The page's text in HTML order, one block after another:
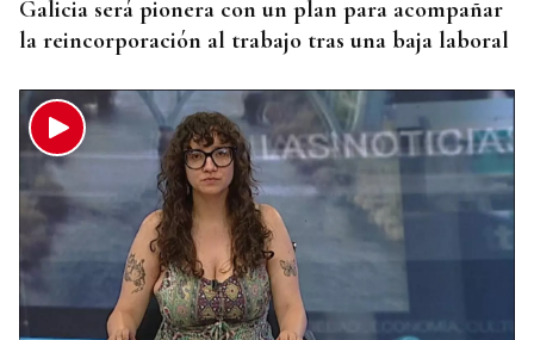
Galicia será pionera con un plan para acompañar
la reincorporación al trabajo tras una baja laboral